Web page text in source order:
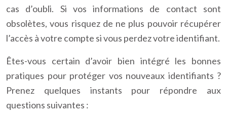
cas d’oubli. Si vos informations de contact sont
obsolètes, vous risquez de ne plus pouvoir récupérer
l’accès à votre compte si vous perdez votre identifiant.
Êtes-vous certain d’avoir bien intégré les bonnes
pratiques pour protéger vos nouveaux identifiants ?
Prenez quelques instants pour répondre aux
questions suivantes :